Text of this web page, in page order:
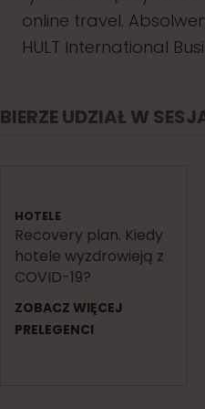
online travel.
HULT International
BIERZE UDZIAŁ W
HOTELE
Recovery plan. Kiedy
hotele wyzdrowieją z
COVID-19?
ZOBACZ WIĘCEJ
PRELEGENCI